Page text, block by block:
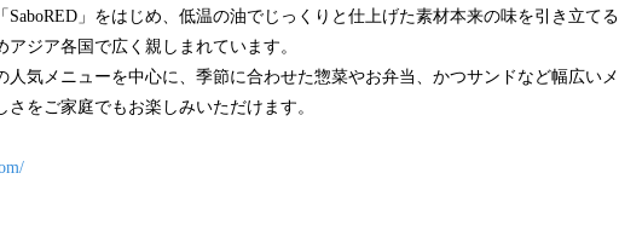
」をはじめ、低温の油でじっくりと仕上げた素材本来の味を引き立てる
ジア各国で広く親しまれています。
人気メニューを中心に、季節に合わせた惣菜やお弁当、かつサンドなど幅広いメ
をご家庭でもお楽しみいただけます。